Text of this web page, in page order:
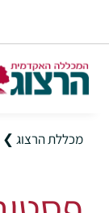
מכללת הרצוג ❯